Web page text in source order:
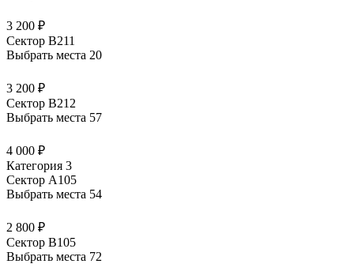
3 200 ₽
Сектор В211
Выбрать места 20
3 200 ₽
Сектор В212
Выбрать места 57
4 000 ₽
Категория 3
Сектор А105
Выбрать места 54
2 800 ₽
Сектор В105
Выбрать места 72